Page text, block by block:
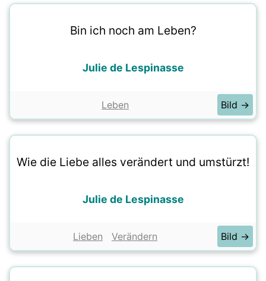
Bin ich noch am Leben?
Julie de Lespinasse
Leben Bild →
Wie die Liebe alles verändert und umstürzt!
Julie de Lespinasse
Lieben Verändern Bild →